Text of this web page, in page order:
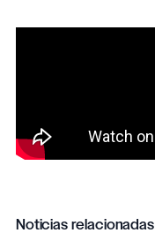
Noticias relacionadas